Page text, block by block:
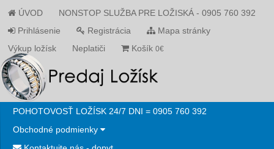
ÚVOD
NONSTOP SLUŽBA PRE LOŽISKÁ - 0905 760 392
Prihlásenie
Registrácia
Mapa stránky
Výkup ložísk
Neplatiči Košík 0€
POHOTOVOSŤ LOŽÍSK 24/7 DNI = 0905 760 392
Obchodné podmienky